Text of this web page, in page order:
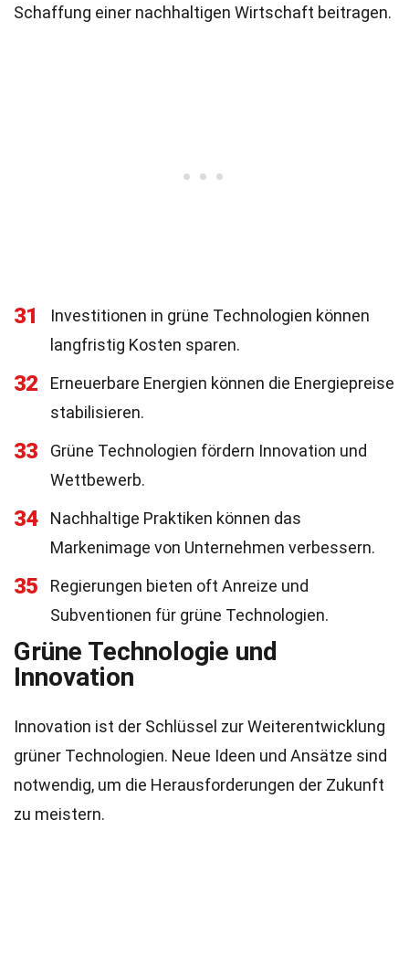
Schaffung einer nachhaltigen Wirtschaft beitragen.
31
Investitionen in grüne Technologien können
langfristig Kosten sparen.
32
Erneuerbare Energien können die Energiepreise
stabilisieren.
33
Grüne Technologien fördern Innovation und
Wettbewerb.
34
Nachhaltige Praktiken können das
Markenimage von Unternehmen verbessern.
35
Regierungen bieten oft Anreize und
Subventionen für grüne Technologien.
Grüne Technologie und
Innovation
Innovation ist der Schlüssel zur Weiterentwicklung
grüner Technologien. Neue Ideen und Ansätze sind
notwendig, um die Herausforderungen der Zukunft
zu meistern.